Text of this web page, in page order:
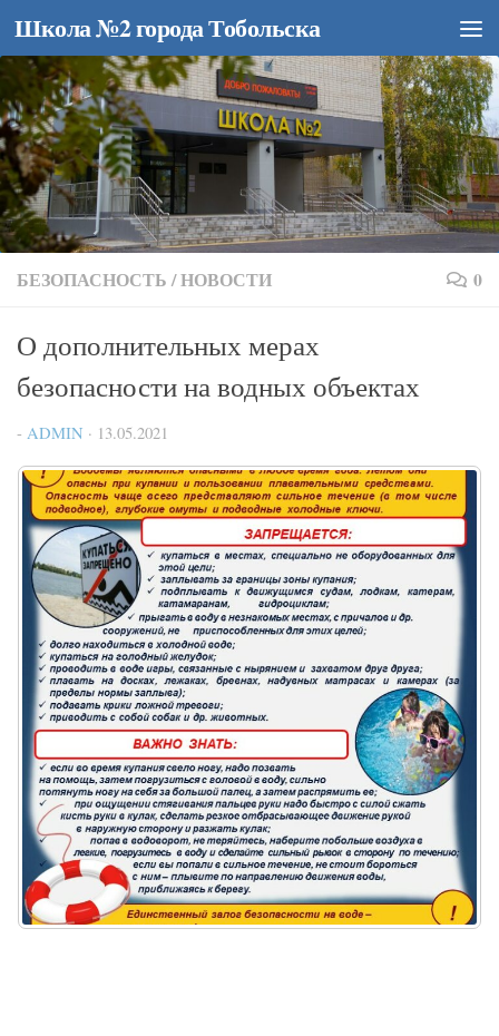
Перейти к содержимому
Школа №2 города Тобольска
БЕЗОПАСНОСТЬ /НОВОСТИ 0
О дополнительных мерах
безопасности на водных объектах
- ADMIN · 13.05.2021